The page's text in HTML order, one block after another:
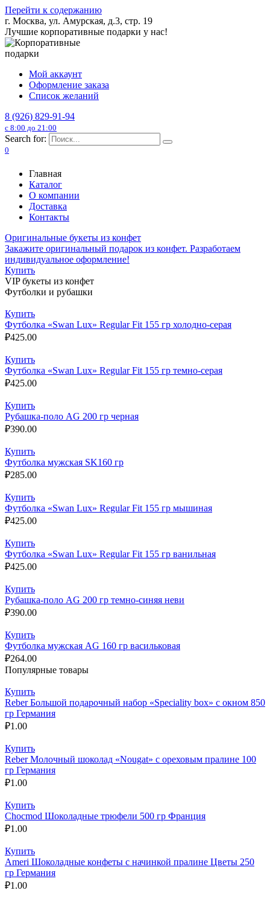
Перейти к содержанию
г. Москва, ул. Амурская, д.3, стр. 19
Лучшие корпоративные подарки у нас!
Мой аккаунт
Оформление заказа
Список желаний
8 (926) 829-91-94
с 8:00 до 21:00
Search for:
0
Главная
Каталог
О компании
Доставка
Контакты
Оригинальные букеты из конфет
Закажите оригинальный подарок из конфет. Разработаем
индивидуальное оформление!
Купить
VIP букеты из конфет
Футболки и рубашки
Купить
Футболка «Swan Lux» Regular Fit 155 гр холодно-серая
₽425.00
Купить
Футболка «Swan Lux» Regular Fit 155 гр темно-серая
₽425.00
Купить
Рубашка-поло AG 200 гр черная
₽390.00
Купить
Футболка мужская SK160 гр
₽285.00
Купить
Футболка «Swan Lux» Regular Fit 155 гр мышиная
₽425.00
Купить
Футболка «Swan Lux» Regular Fit 155 гр ванильная
₽425.00
Купить
Рубашка-поло AG 200 гр темно-синяя неви
₽390.00
Купить
Футболка мужская AG 160 гр васильковая
₽264.00
Популярные товары
Купить
Reber Большой подарочный набор «Speciality box» с окном 850
гр Германия
₽1.00
Купить
Reber Молочный шоколад «Nougat» с ореховым пралине 100
гр Германия
₽1.00
Купить
Chocmod Шоколадные трюфели 500 гр Франция
₽1.00
Купить
Ameri Шоколадные конфеты с начинкой пралине Цветы 250
гр Германия
₽1.00